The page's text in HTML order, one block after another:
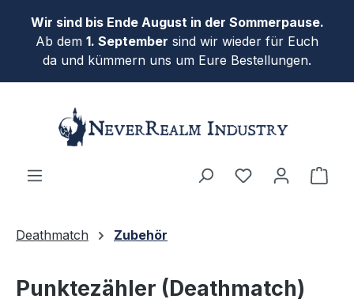
Zum Hauptinhalt springen
Wir sind bis Ende August in der Sommerpause.
Ab dem 1. September sind wir wieder für Euch
da und kümmern uns um Eure Bestellungen.
Deathmatch Zubehör
Punktezähler (Deathmatch)